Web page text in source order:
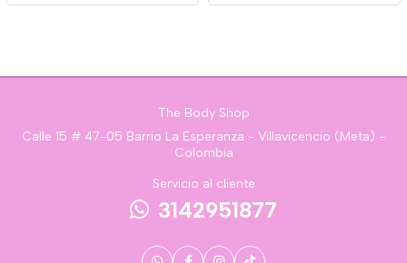
The Body Shop
Calle 15 # 47-05 Barrio La Esperanza - Villavicencio (Meta) -
Colombia
Servicio al cliente
3142951877